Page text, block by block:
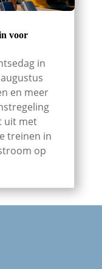
voor
in
en meer
uit met
treinen in
op